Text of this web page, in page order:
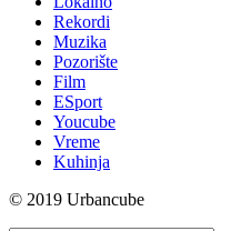
Rekordi
Muzika
Pozorište
Film
ESport
Youcube
Vreme
Kuhinja
© 2019 Urbancube